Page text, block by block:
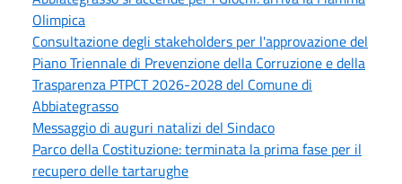
Olimpica
Consultazione degli stakeholders per l'approvazione del
Piano Triennale di Prevenzione della Corruzione e della
Trasparenza PTPCT 2026-2028 del Comune di
Abbiategrasso
Messaggio di auguri natalizi del Sindaco
Parco della Costituzione: terminata la prima fase per il
recupero delle tartarughe